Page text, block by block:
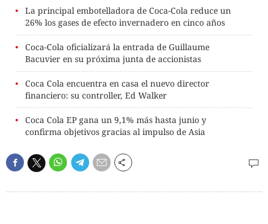
La principal embotelladora de Coca-Cola reduce un
26% los gases de efecto invernadero en cinco años
Coca-Cola oficializará la entrada de Guillaume
Bacuvier en su próxima junta de accionistas
Coca Cola encuentra en casa el nuevo director
financiero: su controller, Ed Walker
Coca Cola EP gana un 9,1% más hasta junio y
confirma objetivos gracias al impulso de Asia